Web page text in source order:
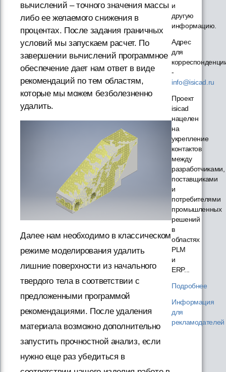
вычислений – точного значения массы
либо ее желаемого снижения в
процентах. После задания граничных
условий мы запускаем расчет. По
завершении вычислений программное
обеспечение дает нам ответ в виде
рекомендаций по тем областям,
которые мы можем безболезненно
удалить.
Далее нам необходимо в классическом
режиме моделирования удалить
лишние поверхности из начального
твердого тела в соответствии с
предложенными программой
рекомендациями. После удаления
материала возможно дополнительно
запустить прочностной анализ, если
нужно еще раз убедиться в
и
другую
информацию.
Адрес
для
-
info@isicad.ru
Проект
isicad
нацелен
на
укрепление
контактов
между
разработчиками,
поставщиками
и
потребителями
промышленных
решений
в
областях
PLM
и
ERP...
Подробнее
Информация
для
рекламодателей